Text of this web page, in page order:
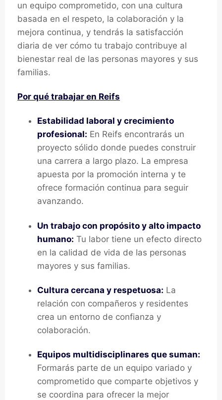
un equipo comprometido, con una cultura
basada en el respeto, la colaboración y la
mejora continua, y tendrás la satisfacción
diaria de ver cómo tu trabajo contribuye al
bienestar real de las personas mayores y sus
familias.
Por qué trabajar en Reifs
Estabilidad laboral y crecimiento
profesional: En Reifs encontrarás un
proyecto sólido donde puedes construir
una carrera a largo plazo. La empresa
apuesta por la promoción interna y te
ofrece formación continua para seguir
avanzando.
Un trabajo con propósito y alto impacto
humano: Tu labor tiene un efecto directo
en la calidad de vida de las personas
mayores y sus familias.
Cultura cercana y respetuosa: La
relación con compañeros y residentes
crea un entorno de confianza y
colaboración.
Equipos multidisciplinares que suman:
Formarás parte de un equipo variado y
comprometido que comparte objetivos y
se coordina para ofrecer la mejor